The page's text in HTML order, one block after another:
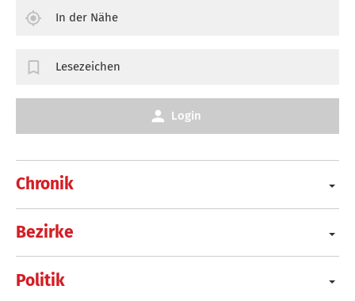
Chronik
Bezirke
Politik
In der Nähe
Lesezeichen
Login